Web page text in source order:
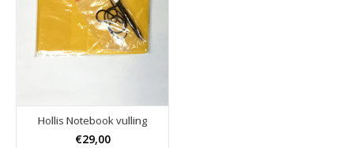
Hollis Notebook vulling
€29,00